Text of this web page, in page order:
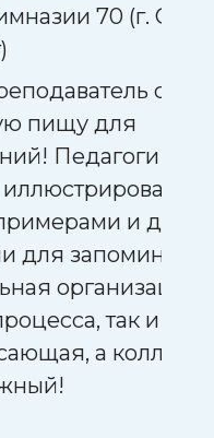
(г. Санкт-
смены
и давали
как
и досуга.